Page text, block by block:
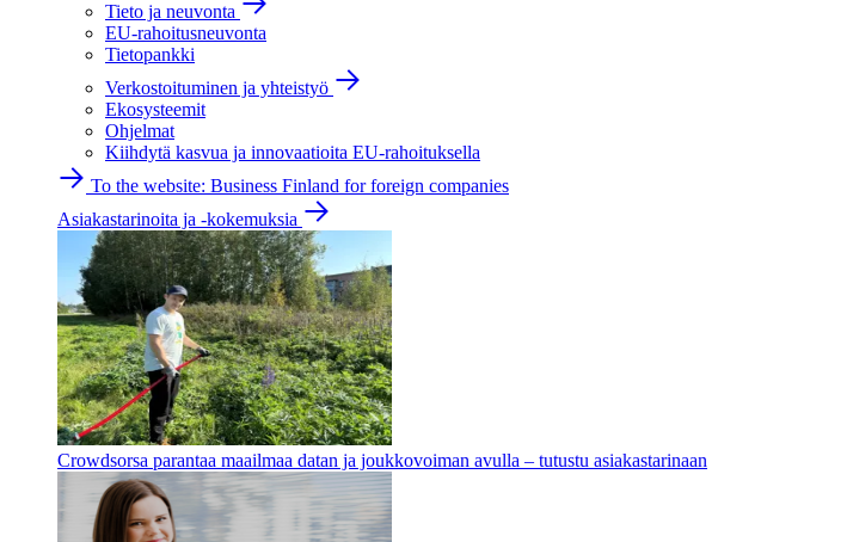
Tieto ja neuvonta
EU-rahoitusneuvonta
Tietopankki
Verkostoituminen ja yhteistyö
Ekosysteemit
Ohjelmat
Kiihdytä kasvua ja innovaatioita EU-rahoituksella
To the website: Business Finland for foreign companies
Asiakastarinoita ja -kokemuksia
Crowdsorsa parantaa maailmaa datan ja joukkovoiman avulla – tutustu asiakastarinaan